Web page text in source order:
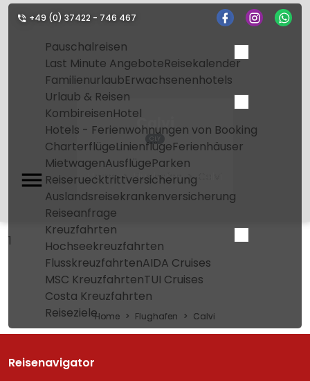
+49 (0) 37422 - 746 467
Pauschalreisen
Last Minute AngeboteReisekalender
FamilienurlaubErwachsenenhotels
Urlaub & Reisen
KombireisenHotel
Hotels - Ferienwohnungen von Booking
CharterflügeLinienflügeFerienhäuser
MietwagenAusflügeParken
Reiseruecktrittversicherung
Auslandsreisekrankenversicherung
Reiseanfrage
Kreuzfahrten
Hochseekreuzfahrten
FlusskreuzfahrtenAIDA Cruises
MSC KreuzfahrtenTUI Cruises
Costa Kreuzfahrten
Reiseziele
Calvi
CLY
Home Flughafen
1
Home Flughafen Calvi
Reisenavigator